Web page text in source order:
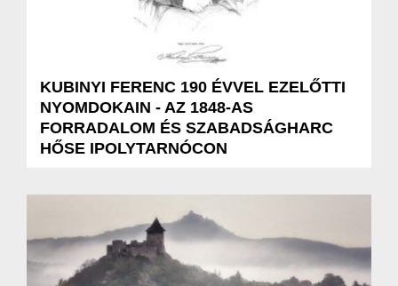
KUBINYI FERENC 190 ÉVVEL EZELŐTTI
NYOMDOKAIN - AZ 1848-AS
FORRADALOM ÉS SZABADSÁGHARC
HŐSE IPOLYTARNÓCON